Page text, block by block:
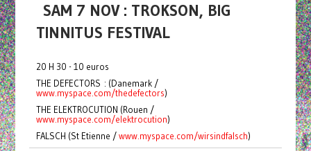
SAM 7 NOV : TROKSON, BIG
TINNITUS FESTIVAL
20 H 30 - 10 euros
THE DEFECTORS : (Danemark /
www.myspace.com/thedefectors)
THE ELEKTROCUTION (Rouen /
www.myspace.com/elektrocution)
FALSCH (St Etienne /www.myspace.com/wirsindfalsch)